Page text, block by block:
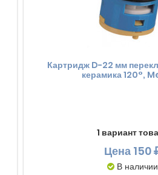
Картридж D-22 мм
керамика 120°,
1 вариант
Цена150
В наличии